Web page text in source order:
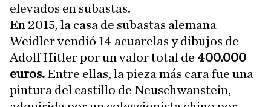
elevados en subastas.
En 2015, la casa de subastas alemana
Weidler vendió 14 acuarelas y dibujos de
Adolf Hitler por un valor total de 400.000
euros.Entre ellas, la pieza más cara fue una
pintura del castillo de Neuschwanstein,